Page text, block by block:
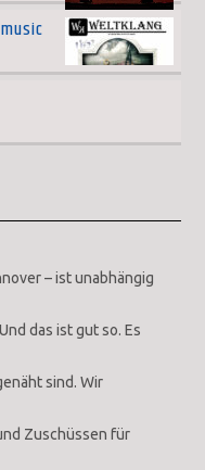
– ist unabhängig
das ist gut so. Es
sind. Wir
Zuschüssen für